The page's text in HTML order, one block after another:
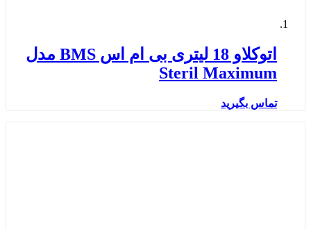
اتوکلاو 18 لیتری بی ام اس BMS مدل
Steril Maximum
تماس بگیرید